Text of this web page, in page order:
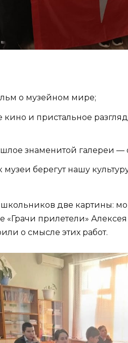
о музейном мире;
и пристальное
знаменитой галереи —
музеи берегут нашу
две картины:
«Грачи прилетели»
о смысле этих работ.